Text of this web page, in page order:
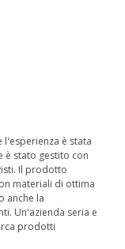
l'esperienza è stata
è stato gestito con
Il prodotto
materiali di ottima
anche la
Un'azienda seria e
prodotti